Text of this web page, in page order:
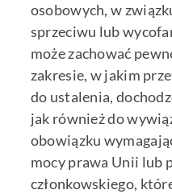
osobowych, w
sprzeciwu lub
może zachować
zakresie, w jakim
do ustalenia,
jak również do
obowiązku
mocy prawa Unii lub
członkowskiego,